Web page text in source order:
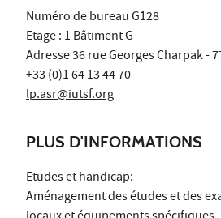
Numéro de bureau G128
Etage : 1 Bâtiment G
Adresse 36 rue Georges Charpak -
+33 (0)1 64 13 44 70
lp.asr@iutsf.org
PLUS D'INFORMATIONS
Etudes et handicap:
Aménagement des études et des